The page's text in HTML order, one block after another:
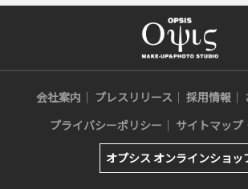
会社案内 プレスリリース 採用情報
プライバシーポリシー
サイトマップ
オプシス オンラインショッ